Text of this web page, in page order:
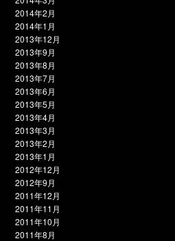
2014年2月
2014年1月
2013年12月
2013年9月
2013年8月
2013年7月
2013年6月
2013年5月
2013年4月
2013年3月
2013年2月
2013年1月
2012年12月
2012年9月
2011年12月
2011年11月
2011年10月
2011年8月